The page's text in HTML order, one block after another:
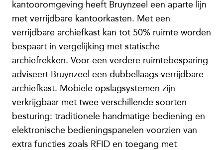
kantooromgeving heeft Bruynzeel een aparte lijn
met verrijdbare kantoorkasten. Met een
verrijdbare archiefkast kan tot 50% ruimte worden
bespaart in vergelijking met statische
archiefrekken. Voor een verdere ruimtebesparing
adviseert Bruynzeel een dubbellaags verrijdbare
archiefkast. Mobiele opslagsystemen zijn
verkrijgbaar met twee verschillende soorten
besturing: traditionele handmatige bediening en
elektronische bedieningspanelen voorzien van
extra functies zoals RFID en toegang met